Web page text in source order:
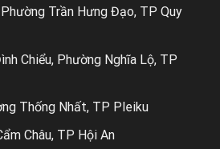
Trần Hưng Đạo, TP Quy
Chiểu, Phường Nghĩa Lộ, TP
Thống Nhất, TP Pleiku
Châu, TP Hội An